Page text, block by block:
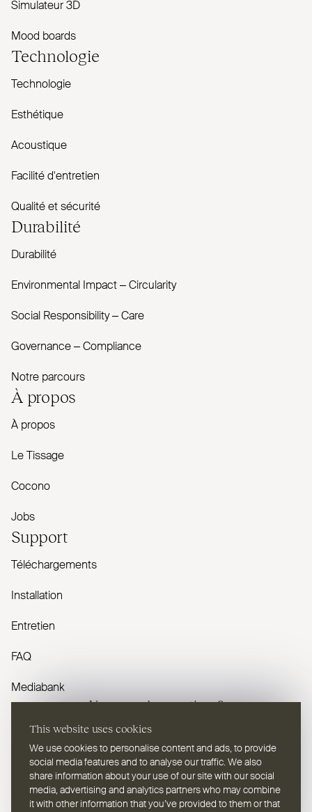
This website uses cookies
We use cookies to personalise content and ads, to provide
social media features and to analyse our traffic. We also
share information about your use of our site with our social
media, advertising and analytics partners who may combine
it with other information that you’ve provided to them or that
Simulateur 3D
Mood boards
Technologie
Technologie
Esthétique
Acoustique
Facilité d'entretien
Qualité et sécurité
Durabilité
Durabilité
Envi­ronmental Impact – Cir­cularity
Social Responsibility – Care
Governance – Com­pliance
Notre parcours
À propos
À propos
Le Tissage
Cocono
Jobs
Support
Téléchargements
Installation
Entretien
FAQ
Mediabank
Vous avez des questions ?